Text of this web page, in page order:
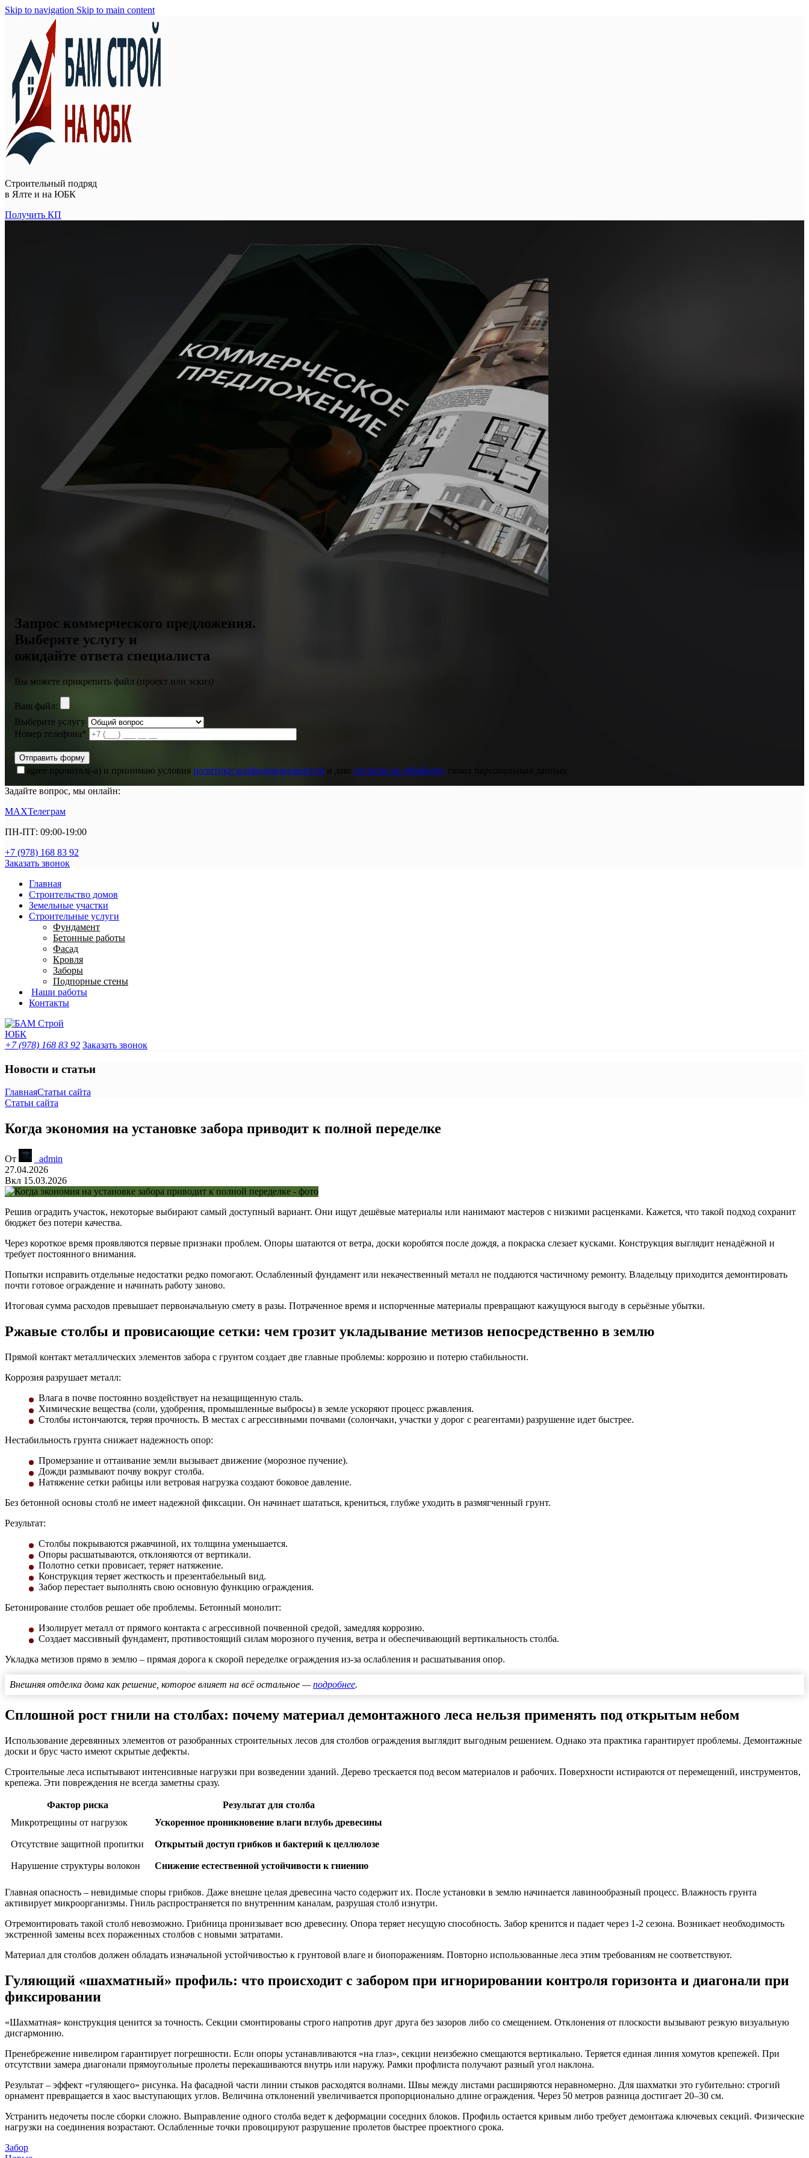
Skip to navigation Skip to main content
Строительный подряд
в Ялте и на ЮБК
Получить КП
Запрос коммерческого предложения.
Выберите услугу и
ожидайте ответа специалиста
Вы можете прикрепить файл (проект или эскиз)
Ваш файл:
Выберите услугу
Номер телефона*
agree прочитал(-а) и принимаю условия политики конфиденциальности и даю согласие на обработку
Задайте вопрос, мы онлайн:
MAXТелеграм
ПН-ПТ: 09:00-19:00
+7 (978) 168 83 92
Заказать звонок
Главная
Строительство домов
Земельные участки
Строительные услуги
Фундамент
Бетонные работы
Фасад
Кровля
Заборы
Подпорные стены
Наши работы
Контакты
+7 (978) 168 83 92 Заказать звонок
Новости и статьи
ГлавнаяСтатьи сайта
Статьи сайта
Когда экономия на установке забора приводит к полной переделке
От
_admin
27.04.2026
Вкл 15.03.2026
Решив оградить участок, некоторые выбирают самый доступный вариант. Они ищут дешёвые материалы или нанимают мастеров с низкими расценками. Кажется, что такой подход сохранит
бюджет без потери качества.
Через короткое время проявляются первые признаки проблем. Опоры шатаются от ветра, доски коробятся после дождя, а покраска слезает кусками. Конструкция выглядит ненадёжной и
требует постоянного внимания.
Попытки исправить отдельные недостатки редко помогают. Ослабленный фундамент или некачественный металл не поддаются частичному ремонту. Владельцу приходится демонтировать
почти готовое ограждение и начинать работу заново.
Итоговая сумма расходов превышает первоначальную смету в разы. Потраченное время и испорченные материалы превращают кажущуюся выгоду в серьёзные убытки.
Ржавые столбы и провисающие сетки: чем грозит укладывание метизов непосредственно в землю
Прямой контакт металлических элементов забора с грунтом создает две главные проблемы: коррозию и потерю стабильности.
Коррозия разрушает металл:
Влага в почве постоянно воздействует на незащищенную сталь.
Химические вещества (соли, удобрения, промышленные выбросы) в земле ускоряют процесс ржавления.
Столбы истончаются, теряя прочность. В местах с агрессивными почвами (солончаки, участки у дорог с реагентами) разрушение идет быстрее.
Нестабильность грунта снижает надежность опор:
Промерзание и оттаивание земли вызывает движение (морозное пучение).
Дожди размывают почву вокруг столба.
Натяжение сетки рабицы или ветровая нагрузка создают боковое давление.
Без бетонной основы столб не имеет надежной фиксации. Он начинает шататься, крениться, глубже уходить в размягченный грунт.
Результат:
Столбы покрываются ржавчиной, их толщина уменьшается.
Опоры расшатываются, отклоняются от вертикали.
Полотно сетки провисает, теряет натяжение.
Конструкция теряет жесткость и презентабельный вид.
Забор перестает выполнять свою основную функцию ограждения.
Бетонирование столбов решает обе проблемы. Бетонный монолит:
Изолирует металл от прямого контакта с агрессивной почвенной средой, замедляя коррозию.
Создает массивный фундамент, противостоящий силам морозного пучения, ветра и обеспечивающий вертикальность столба.
Укладка метизов прямо в землю – прямая дорога к скорой переделке ограждения из-за ослабления и расшатывания опор.
Внешняя отделка дома как решение, которое влияет на всё остальное —подробнее.
Сплошной рост гнили на столбах: почему материал демонтажного леса нельзя применять под открытым небом
Использование деревянных элементов от разобранных строительных лесов для столбов ограждения выглядит выгодным решением. Однако эта практика гарантирует проблемы. Демонтажные
доски и брус часто имеют скрытые дефекты.
Строительные леса испытывают интенсивные нагрузки при возведении зданий. Дерево трескается под весом материалов и рабочих. Поверхности истираются от перемещений, инструментов,
крепежа. Эти повреждения не всегда заметны сразу.
Фактор риска
Результат для столба
Микротрещины от нагрузок
Ускоренное проникновение влаги вглубь древесины
Отсутствие защитной пропитки Открытый доступ грибков и бактерий к целлюлозе
Нарушение структуры волокон Снижение естественной устойчивости к гниению
Главная опасность – невидимые споры грибков. Даже внешне целая древесина часто содержит их. После установки в землю начинается лавинообразный процесс. Влажность грунта
активирует микроорганизмы. Гниль распространяется по внутренним каналам, разрушая столб изнутри.
Отремонтировать такой столб невозможно. Грибница пронизывает всю древесину. Опора теряет несущую способность. Забор кренится и падает через 1-2 сезона. Возникает необходимость
экстренной замены всех пораженных столбов с новыми затратами.
Материал для столбов должен обладать изначальной устойчивостью к грунтовой влаге и биопоражениям. Повторно использованные леса этим требованиям не соответствуют.
Гуляющий «шахматный» профиль: что происходит с забором при игнорировании контроля горизонта и диагонали при
фиксировании
«Шахматная» конструкция ценится за точность. Секции смонтированы строго напротив друг друга без зазоров либо со смещением. Отклонения от плоскости вызывают резкую визуальную
дисгармонию.
Пренебрежение нивелиром гарантирует погрешности. Если опоры устанавливаются «на глаз», секции неизбежно смещаются вертикально. Теряется единая линия хомутов крепежей. При
отсутствии замера диагонали прямоугольные пролеты перекашиваются внутрь или наружу. Рамки профлиста получают разный угол наклона.
Результат – эффект «гуляющего» рисунка. На фасадной части линии стыков расходятся волнами. Швы между листами расширяются неравномерно. Для шахматки это губительно: строгий
орнамент превращается в хаос выступающих углов. Величина отклонений увеличивается пропорционально длине ограждения. Через 50 метров разница достигает 20–30 см.
Устранить недочеты после сборки сложно. Выправление одного столба ведет к деформации соседних блоков. Профиль остается кривым либо требует демонтажа ключевых секций. Физические
нагрузки на соединения возрастают. Ослабленные точки провоцируют разрушение пролетов быстрее проектного срока.
Забор